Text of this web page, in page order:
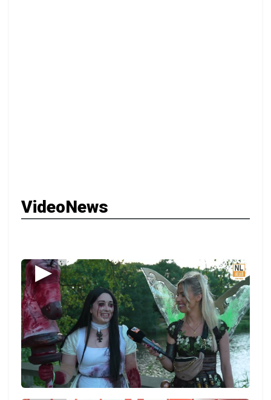
VideoNews
▶